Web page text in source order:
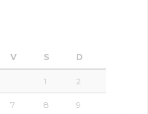
V S D
1 2
7 8 9